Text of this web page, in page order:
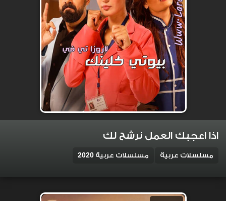
اذا اعجبك العمل نرشح لك
مسلسلات عربية مسلسلات عربية 2020